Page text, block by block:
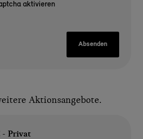
aktivieren
Absenden
Aktionsangebote.
- Privat